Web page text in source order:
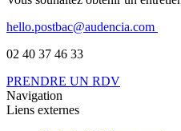
hello.postbac@audencia.com
02 40 37 46 33
PRENDRE UN RDV
Navigation
Liens externes